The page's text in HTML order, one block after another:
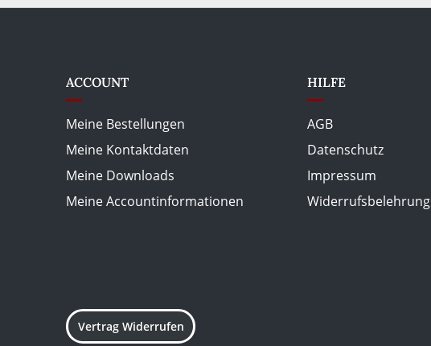
ACCOUNT
Meine Bestellungen
Meine Kontaktdaten
Meine Downloads
Meine Accountinformationen
HILFE
AGB
Datenschutz
Impressum
Widerrufsbelehrung
Vertrag Widerrufen